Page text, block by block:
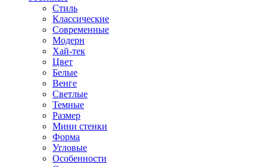
Стиль
Классические
Современные
Модерн
Хай-тек
Цвет
Белые
Венге
Светлые
Темные
Размер
Мини стенки
Форма
Угловые
Особенности